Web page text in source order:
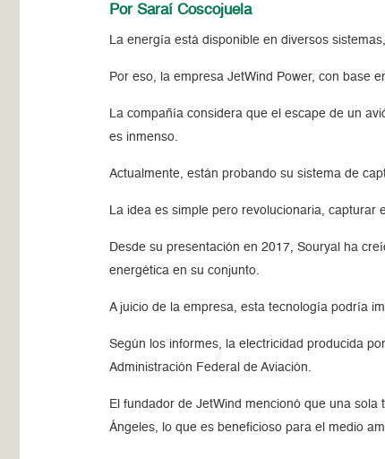
Por Saraí Coscojuela
La energía está disponible en diversos
Por eso, la empresa JetWind Power, con base
La compañía considera que el escape de un
es inmenso.
Actualmente, están probando su sistema de
La idea es simple pero revolucionaria,
Desde su presentación en 2017, Souryal ha
energética en su conjunto.
A juicio de la empresa, esta tecnología podría
Según los informes, la electricidad producida
Administración Federal de Aviación.
El fundador de JetWind mencionó que una
Ángeles, lo que es beneficioso para el medio